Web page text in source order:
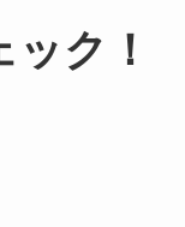
ク！